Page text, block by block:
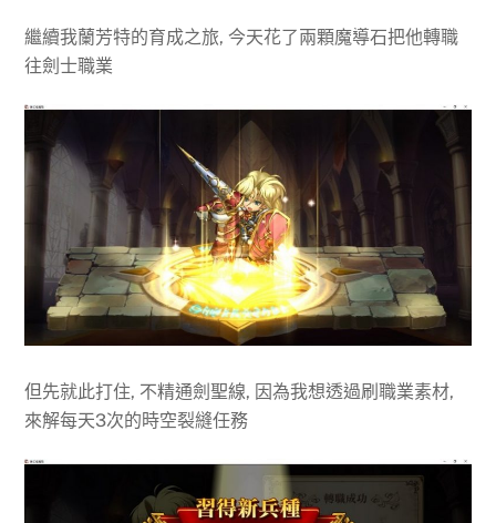
繼續我蘭芳特的育成之旅, 今天花了兩顆魔導石把他轉職
往劍士職業
但先就此打住, 不精通劍聖線, 因為我想透過刷職業素材,
來解每天3次的時空裂縫任務